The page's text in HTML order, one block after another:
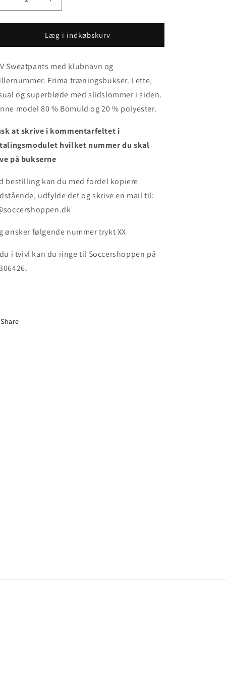
Reducer
antallet
for
Sweatpants
Øg
antallet
for
LGV
Sweatpants
Læg i indkøbskurv
Sweatpants med klubnavn og
Erima træningsbukser. Lette,
og superbløde med slidslommer i siden.
model 80 % Bomuld og 20 % polyester.
at skrive i kommentarfeltet i
hvilket nummer du skal
på bukserne
bestilling kandu med fordel kopiere
udfylde detog skrive en mail til:
ønsker følgende nummer trykt XX
i tvivl kan du ringe til Soccershoppen på
Share